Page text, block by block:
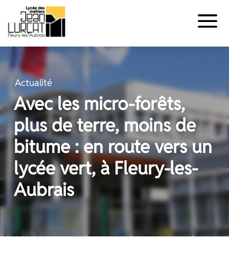
au
contenu
Actualité
Avec les micro-forêts,
plus de terre, moins de
bitume : en route vers un
lycée vert, à Fleury-les-
Aubrais
Panneau de gestion des cookies